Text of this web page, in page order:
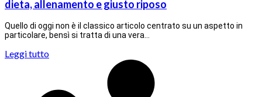
dieta, allenamento e giusto riposo
Quello di oggi non è il classico articolo centrato su un aspetto in
particolare, bensì si tratta di una vera…
Leggi tutto